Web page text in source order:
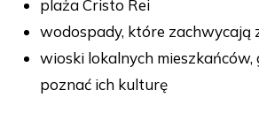
plaża Cristo Rei
wodospady, które zachwycają
wioski lokalnych mieszkańców,
poznać ich kulturę